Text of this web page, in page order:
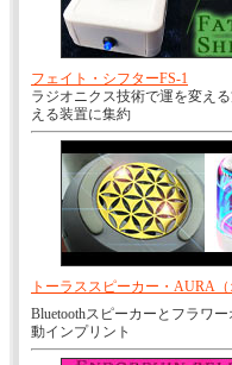
フェイト・シフターFS-1
ラジオニクス技術で運を変え
える装置に集約
トーラススピーカー・AURA（
Bluetoothスピーカーとフラワ
動インプリント